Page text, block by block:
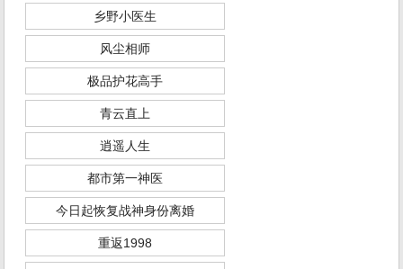
乡野小医生
风尘相师
极品护花高手
青云直上
逍遥人生
都市第一神医
今日起恢复战神身份离婚
重返1998